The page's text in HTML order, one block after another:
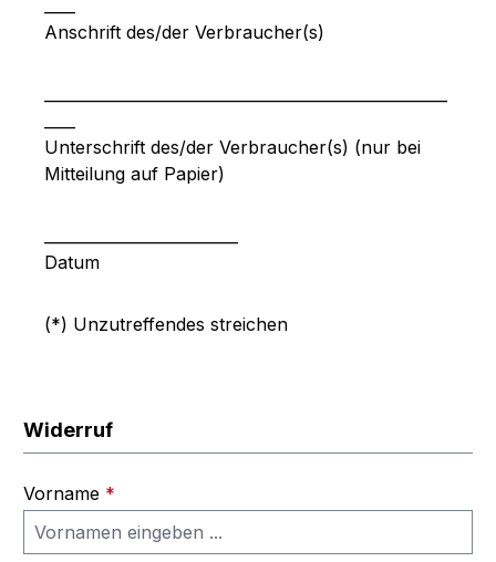
Anschrift des/der Verbraucher(s)
Unterschrift des/der Verbraucher(s) (nur bei
Mitteilung auf Papier)
Datum
(*) Unzutreffendes streichen
Widerruf
Vorname *